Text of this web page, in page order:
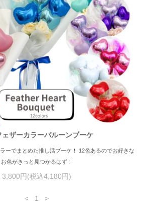
ェザーカラーバルーンブーケ
ーでまとめた推し活ブーケ！ 12色あるのでお好きな
お色がきっと見つかるはず！
3,800円(税込4,180円)
< 1 >